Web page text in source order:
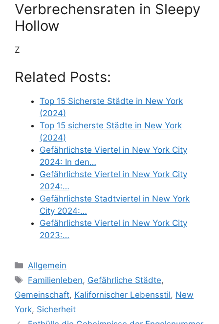
Verbrechensraten in Sleepy
Hollow
Z
Related Posts:
Top 15 Sicherste Städte in New York
(2024)
Top 15 sicherste Städte in New York
(2024)
Gefährlichste Viertel in New York City
2024: In den…
Gefährlichste Viertel in New York City
2024:…
Gefährlichste Stadtviertel in New York
City 2024:…
Gefährlichste Viertel in New York City
2023:…
Categories
Allgemein
Tags
Familienleben, Gefährliche Städte,
Gemeinschaft, Kalifornischer Lebensstil, New
York, Sicherheit